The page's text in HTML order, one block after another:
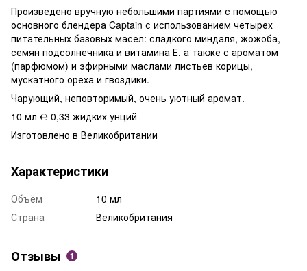
Произведено вручную небольшими партиями с помощью
основного блендера Captain с использованием четырех
питательных базовых масел: сладкого миндаля, жожоба,
семян подсолнечника и витамина Е, а также с ароматом
(парфюмом) и эфирными маслами листьев корицы,
мускатного ореха и гвоздики.
Чарующий, неповторимый, очень уютный аромат.
10 мл ℮ 0,33 жидких унций
Изготовлено в Великобритании
Характеристики
Объём
10 мл
Страна
Великобритания
Отзывы 1